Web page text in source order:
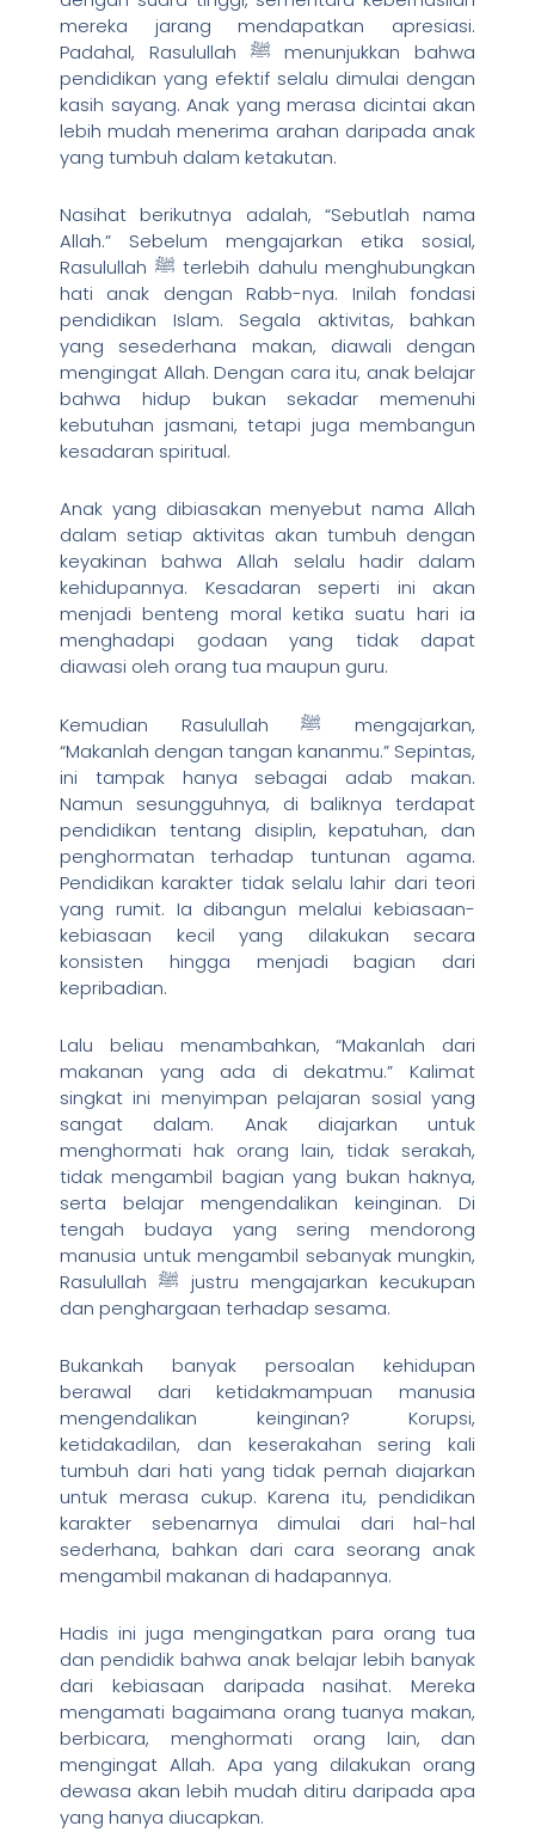
mereka jarang mendapatkan apresiasi.
Padahal, Rasulullah ﷺ menunjukkan bahwa
pendidikan yang efektif selalu dimulai dengan
kasih sayang. Anak yang merasa dicintai akan
lebih mudah menerima arahan daripada anak
yang tumbuh dalam ketakutan.
Nasihat berikutnya adalah, “Sebutlah nama
Allah.” Sebelum mengajarkan etika sosial,
Rasulullah ﷺ terlebih dahulu menghubungkan
hati anak dengan Rabb-nya. Inilah fondasi
pendidikan Islam. Segala aktivitas, bahkan
yang sesederhana makan, diawali dengan
mengingat Allah. Dengan cara itu, anak belajar
bahwa hidup bukan sekadar memenuhi
kebutuhan jasmani, tetapi juga membangun
kesadaran spiritual.
Anak yang dibiasakan menyebut nama Allah
dalam setiap aktivitas akan tumbuh dengan
keyakinan bahwa Allah selalu hadir dalam
kehidupannya. Kesadaran seperti ini akan
menjadi benteng moral ketika suatu hari ia
menghadapi godaan yang tidak dapat
diawasi oleh orang tua maupun guru.
Kemudian Rasulullah ﷺ mengajarkan,
“Makanlah dengan tangan kananmu.” Sepintas,
ini tampak hanya sebagai adab makan.
Namun sesungguhnya, di baliknya terdapat
pendidikan tentang disiplin, kepatuhan, dan
penghormatan terhadap tuntunan agama.
Pendidikan karakter tidak selalu lahir dari teori
yang rumit. Ia dibangun melalui kebiasaan-
kebiasaan kecil yang dilakukan secara
konsisten hingga menjadi bagian dari
kepribadian.
Lalu beliau menambahkan, “Makanlah dari
makanan yang ada di dekatmu.” Kalimat
singkat ini menyimpan pelajaran sosial yang
sangat dalam. Anak diajarkan untuk
menghormati hak orang lain, tidak serakah,
tidak mengambil bagian yang bukan haknya,
serta belajar mengendalikan keinginan. Di
tengah budaya yang sering mendorong
manusia untuk mengambil sebanyak mungkin,
Rasulullah ﷺ justru mengajarkan kecukupan
dan penghargaan terhadap sesama.
Bukankah banyak persoalan kehidupan
berawal dari ketidakmampuan manusia
mengendalikan keinginan? Korupsi,
ketidakadilan, dan keserakahan sering kali
tumbuh dari hati yang tidak pernah diajarkan
untuk merasa cukup. Karena itu, pendidikan
karakter sebenarnya dimulai dari hal-hal
sederhana, bahkan dari cara seorang anak
mengambil makanan di hadapannya.
Hadis ini juga mengingatkan para orang tua
dan pendidik bahwa anak belajar lebih banyak
dari kebiasaan daripada nasihat. Mereka
mengamati bagaimana orang tuanya makan,
berbicara, menghormati orang lain, dan
mengingat Allah. Apa yang dilakukan orang
dewasa akan lebih mudah ditiru daripada apa
yang hanya diucapkan.